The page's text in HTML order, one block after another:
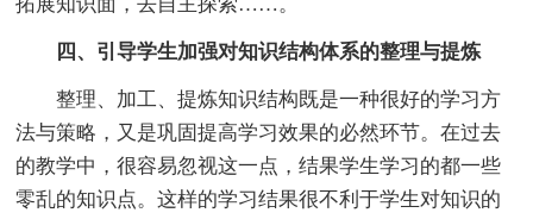
四、引导学生加强对知识结构体系的整理与提炼
整理、加工、提炼知识结构既是一种很好的学习方
法与策略，又是巩固提高学习效果的必然环节。在过去
的教学中，很容易忽视这一点，结果学生学习的都一些
零乱的知识点。这样的学习结果很不利于学生对知识的